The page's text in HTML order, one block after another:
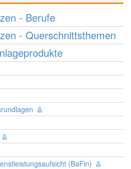
- Berufe
- Querschnittsthemen
(BaFin)